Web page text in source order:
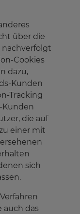
über die
Cookies
dazu,
Kunden
Tracking
Kunden
die auf
einer mit
sich
auch das